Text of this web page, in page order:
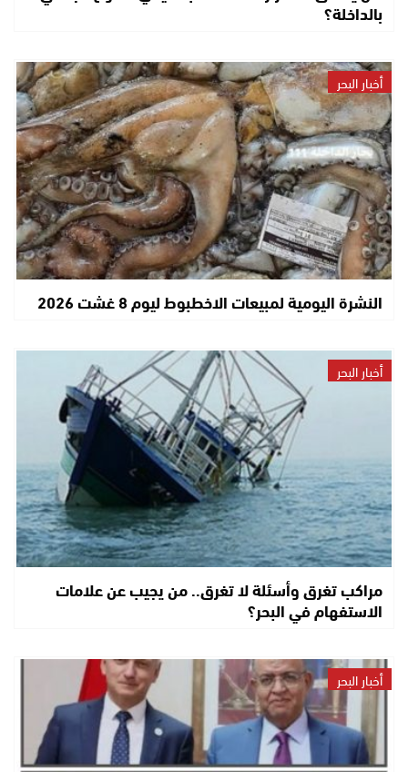
بالداخلة؟
أخبار البحر
النشرة اليومية لمبيعات الاخطبوط ليوم 8 غشت 2026
أخبار البحر
مراكب تغرق وأسئلة لا تغرق.. من يجيب عن علامات
الاستفهام في البحر؟
أخبار البحر